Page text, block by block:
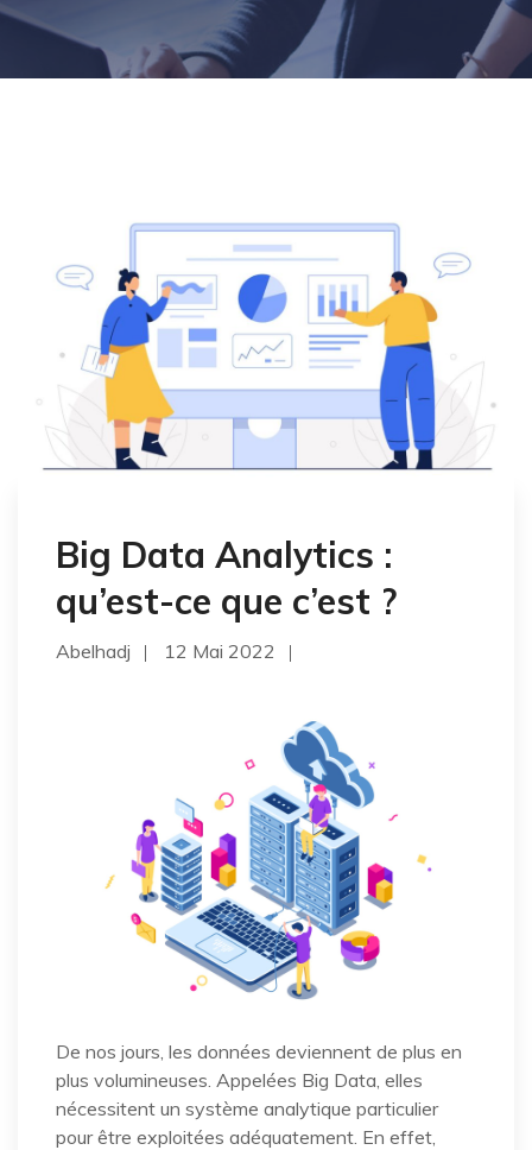
Big Data Analytics :
qu’est-ce que c’est ?
Abelhadj 12 Mai 2022
De nos jours, les données deviennent de plus en
plus volumineuses. Appelées Big Data, elles
nécessitent un système analytique particulier
pour être exploitées adéquatement. En effet,